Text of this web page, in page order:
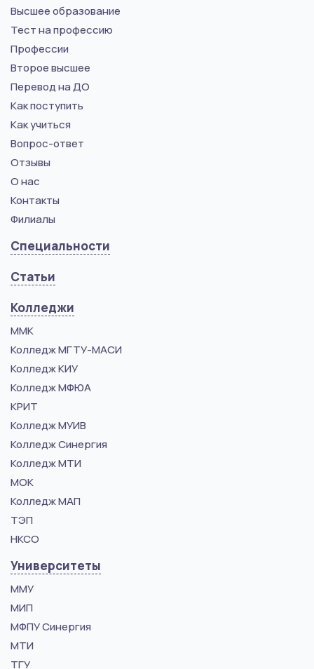
Высшее образование
Тест на профессию
Профессии
Второе высшее
Перевод на ДО
Как поступить
Как учиться
Вопрос-ответ
Отзывы
О нас
Контакты
Филиалы
Специальности
Статьи
Колледжи
ММК
Колледж МГТУ-МАСИ
Колледж КИУ
Колледж МФЮА
КРИТ
Колледж МУИВ
Колледж Синергия
Колледж МТИ
МОК
Колледж МАП
ТЭП
НКСО
Университеты
ММУ
МИП
МФПУ Синергия
МТИ
ТГУ